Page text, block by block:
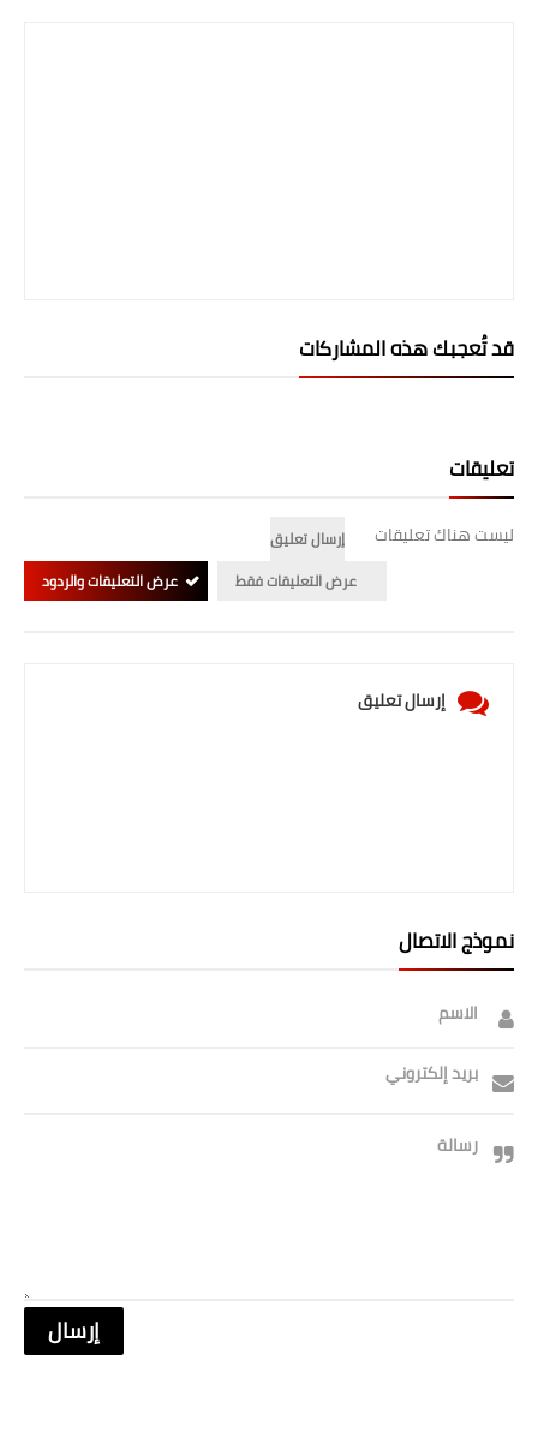
قد تُعجبك هذه المشاركات
تعليقات
ليست هناك تعليقات
إرسال تعليق
عرض التعليقات فقط
عرض التعليقات والردود
إرسال تعليق
نموذج الاتصال
الاسم
بريد إلكتروني
رسالة